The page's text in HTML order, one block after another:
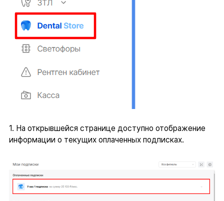
1. На открывшейся странице доступно отображение
информации о текущих оплаченных подписках.